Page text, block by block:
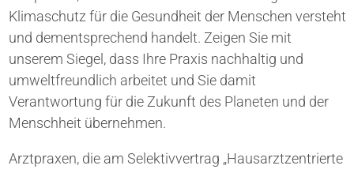
Klimaschutz für die Gesundheit der Menschen versteht
und dementsprechend handelt. Zeigen Sie mit
unserem Siegel, dass Ihre Praxis nachhaltig und
umweltfreundlich arbeitet und Sie damit
Verantwortung für die Zukunft des Planeten und der
Menschheit übernehmen.
Arztpraxen, die am Selektivvertrag „Hausarztzentrierte